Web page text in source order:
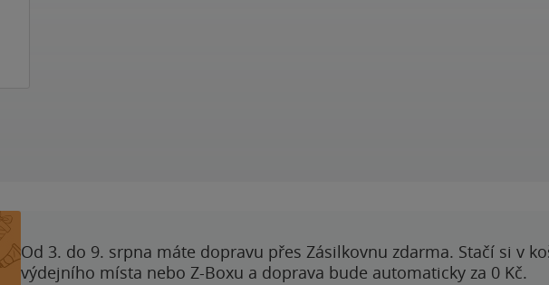
Od 3. do 9. srpna máte dopravu přes Zásilkovnu zdarma. Stačí si v
výdejního místa nebo Z-Boxu a doprava bude automaticky za 0 Kč.